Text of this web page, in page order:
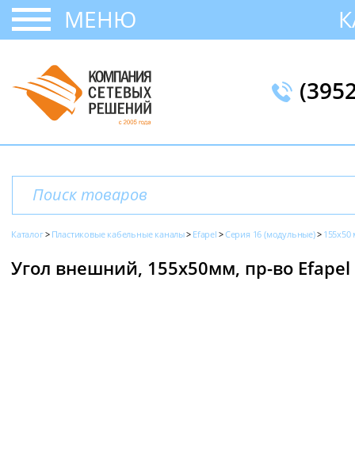
МЕНЮ
Каталог Пластиковые кабельные каналы Efapel Серия 16 (модульные) 155x50
Угол внешний, 155х50мм, пр-во Efapel